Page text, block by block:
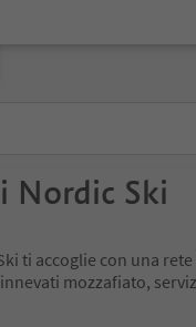
Nordic Ski
ti accoglie con una
mozzafiato,